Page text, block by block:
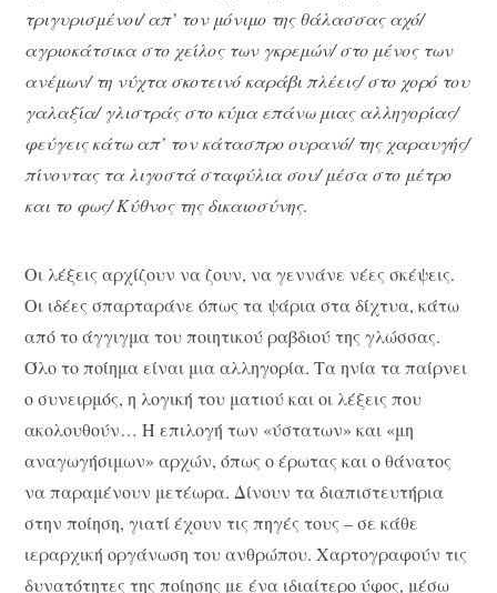
τριγυρισμένοι/ απ’ τον μόνιμο της θάλασσας αχό/
αγριοκάτσικα στο χείλος των γκρεμών/ στο μένος των
ανέμων/ τη νύχτα σκοτεινό καράβι πλέεις/ στο χορό του
γαλαξία/ γλιστράς στο κύμα επάνω μιας αλληγορίας/
φεύγεις κάτω απ’ τον κάτασπρο ουρανό/ της χαραυγής/
πίνοντας τα λιγοστά σταφύλια σου/ μέσα στο μέτρο
και το φως/ Κύθνος της δικαιοσύνης.
Οι λέξεις αρχίζουν να ζουν, να γεννάνε νέες σκέψεις.
Οι ιδέες σπαρταράνε όπως τα ψάρια στα δίχτυα, κάτω
από το άγγιγμα του ποιητικού ραβδιού της γλώσσας.
Όλο το ποίημα είναι μια αλληγορία. Τα ηνία τα παίρνει
ο συνειρμός, η λογική του ματιού και οι λέξεις που
ακολουθούν… Η επιλογή των «ύστατων» και «μη
αναγωγήσιμων» αρχών, όπως ο έρωτας και ο θάνατος
να παραμένουν μετέωρα. Δίνουν τα διαπιστευτήρια
στην ποίηση, γιατί έχουν τις πηγές τους – σε κάθε
ιεραρχική οργάνωση του ανθρώπου. Χαρτογραφούν τις
δυνατότητες της ποίησης με ένα ιδιαίτερο ύφος, μέσω